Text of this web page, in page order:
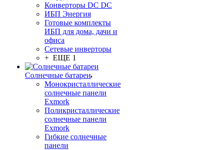
Конверторы DC DC
ИБП Энергия
Готовые комплекты
ИБП для дома, дачи и
офиса
Сетевые инверторы
+ ЕЩЕ 1
Солнечные батареи
Монокристаллические
солнечные панели
Exmork
Поликристаллические
солнечные панели
Exmork
Гибкие солнечные
панели